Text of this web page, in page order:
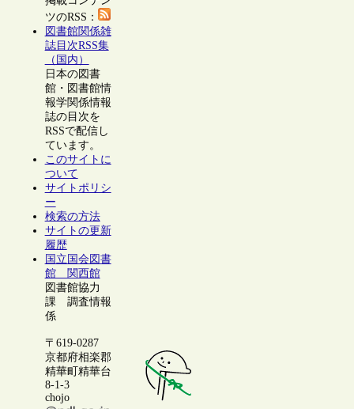
ツのRSS：
図書館関係雑
誌目次RSS集
（国内）
日本の図書
館・図書館情
報学関係情報
誌の目次を
RSSで配信し
ています。
このサイトに
ついて
サイトポリシ
ー
検索の方法
サイトの更新
履歴
国立国会図書
館 関西館
図書館協力
課 調査情報
係
〒619-0287
京都府相楽郡
精華町精華台
8-1-3
chojo